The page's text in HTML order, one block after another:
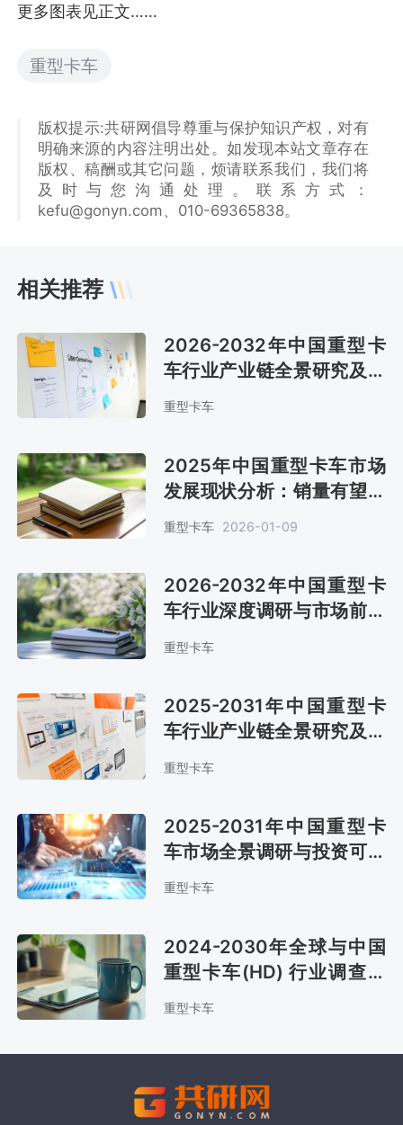
更多图表见正文……
重型卡车
版权提示:共研网倡导尊重与保护知识产权，对有
明确来源的内容注明出处。如发现本站文章存在
版权、稿酬或其它问题，烦请联系我们，我们将
及时与您沟通处理。联系方式：
kefu@gonyn.com、010-69365838。
相关推荐
2026-2032年中国重型卡
车行业产业链全景研究及发
展战略咨询报告
重型卡车
2025年中国重型卡车市场
发展现状分析：销量有望达
到115万辆[图]
重型卡车 2026-01-09
2026-2032年中国重型卡
车行业深度调研与市场前景
预测报告
重型卡车
2025-2031年中国重型卡
车行业产业链全景研究及市
场前景评估报告
重型卡车
2025-2031年中国重型卡
车市场全景调研与投资可行
性报告
重型卡车
2024-2030年全球与中国
重型卡车(HD) 行业调查与
发展趋势研究报告
重型卡车